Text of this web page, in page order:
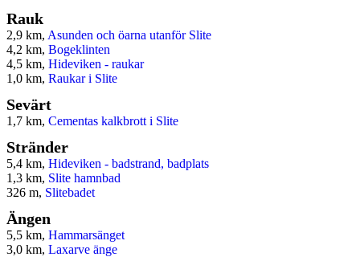
Rauk
2,9 km, Asunden och öarna utanför Slite
4,2 km, Bogeklinten
4,5 km, Hideviken - raukar
1,0 km, Raukar i Slite
Sevärt
1,7 km, Cementas kalkbrott i Slite
Stränder
5,4 km, Hideviken - badstrand, badplats
1,3 km, Slite hamnbad
326 m, Slitebadet
Ängen
5,5 km, Hammarsänget
3,0 km, Laxarve änge